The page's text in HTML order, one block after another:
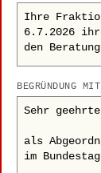
BEGRÜNDUNG